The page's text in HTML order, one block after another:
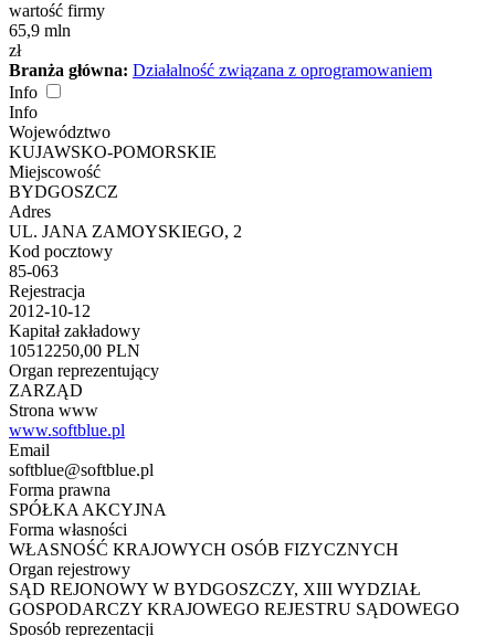
wartość firmy
65,9 mln
zł
Branża główna: Działalność związana z oprogramowaniem
Info
Info
Województwo
KUJAWSKO-POMORSKIE
Miejscowość
BYDGOSZCZ
Adres
UL. JANA ZAMOYSKIEGO, 2
Kod pocztowy
85-063
Rejestracja
2012-10-12
Kapitał zakładowy
10512250,00 PLN
Organ reprezentujący
ZARZĄD
Strona www
www.softblue.pl
Email
softblue@softblue.pl
Forma prawna
SPÓŁKA AKCYJNA
Forma własności
WŁASNOŚĆ KRAJOWYCH OSÓB FIZYCZNYCH
Organ rejestrowy
SĄD REJONOWY W BYDGOSZCZY, XIII WYDZIAŁ
GOSPODARCZY KRAJOWEGO REJESTRU SĄDOWEGO
Sposób reprezentacji